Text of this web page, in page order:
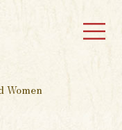
Women